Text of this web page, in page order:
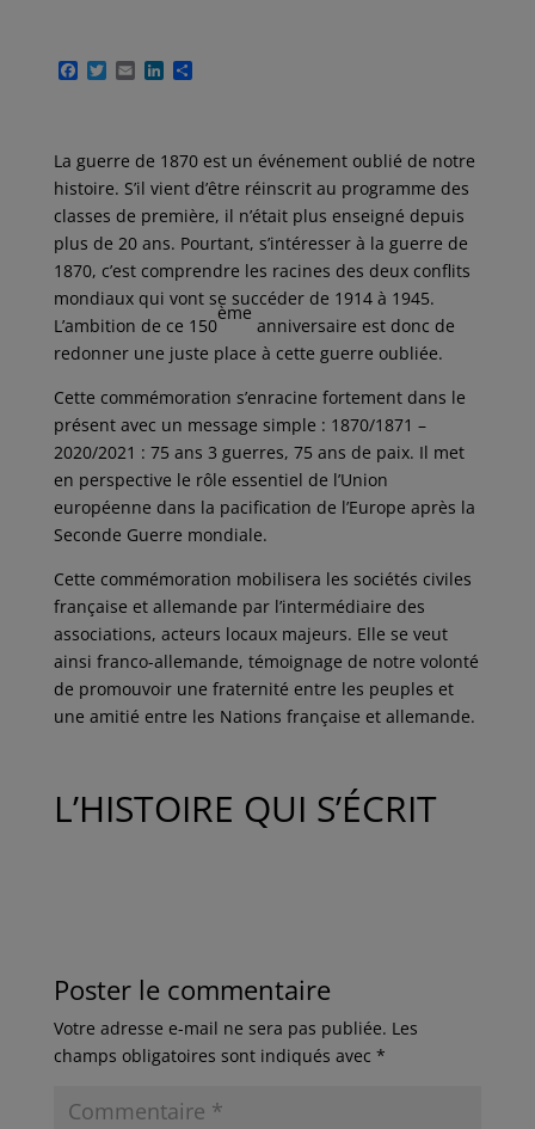
F
o
o
T
e
r
E L
d
I
P
g
e
r
La guerre de 1870 est un événement oublié de notre
histoire. S’il vient d’être réinscrit au programme des
classes de première, il n’était plus enseigné depuis
plus de 20 ans. Pourtant, s’intéresser à la guerre de
1870, c’est comprendre les racines des deux conflits
mondiaux qui vont se succéder de 1914 à 1945.
L’ambition de ce 150
ème
anniversaire est donc de
redonner une juste place à cette guerre oubliée.
Cette commémoration s’enracine fortement dans le
présent avec un message simple : 1870/1871 –
2020/2021 : 75 ans 3 guerres, 75 ans de paix. Il met
en perspective le rôle essentiel de l’Union
européenne dans la pacification de l’Europe après la
Seconde Guerre mondiale.
Cette commémoration mobilisera les sociétés civiles
française et allemande par l’intermédiaire des
associations, acteurs locaux majeurs. Elle se veut
ainsi franco-allemande, témoignage de notre volonté
de promouvoir une fraternité entre les peuples et
une amitié entre les Nations française et allemande.
L’HISTOIRE QUI S’ÉCRIT
Poster le commentaire
Votre adresse e-mail ne sera pas publiée. Les
champs obligatoires sont indiqués avec *